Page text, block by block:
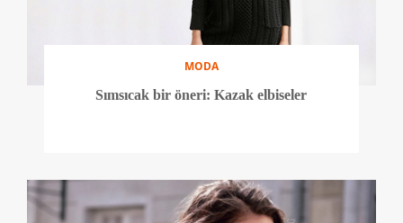
MODA
Sımsıcak bir öneri: Kazak elbiseler